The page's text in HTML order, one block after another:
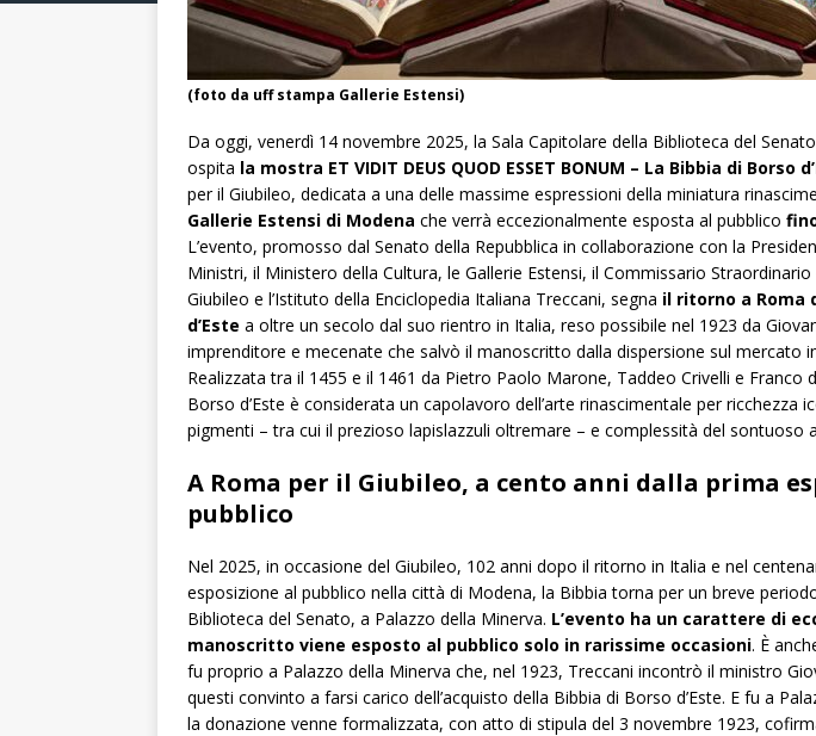
(foto da uff stampa Gallerie Estensi)
Da oggi, venerdì 14 novembre 2025, la Sala Capitolare della Biblioteca del
ospita la mostra ET VIDIT DEUS QUOD ESSET BONUM – La Bibbia di Borso
per il Giubileo, dedicata a una delle massime espressioni della miniatura
Gallerie Estensi di Modena che verrà eccezionalmente esposta al pubblico
L’evento, promosso dal Senato della Repubblica in collaborazione con la
Ministri, il Ministero della Cultura, le Gallerie Estensi, il Commissario
Giubileo e l’Istituto della Enciclopedia Italiana Treccani, segna il ritorno a Roma
d’Este a oltre un secolo dal suo rientro in Italia, reso possibile nel 1923 da
imprenditore e mecenate che salvò il manoscritto dalla dispersione sul mercato
Realizzata tra il 1455 e il 1461 da Pietro Paolo Marone, Taddeo Crivelli e Franco
Borso d’Este è considerata un capolavoro dell’arte rinascimentale per ricchezza
pigmenti – tra cui il prezioso lapislazzuli oltremare – e complessità del sontuoso
A Roma per il Giubileo, a cento anni dalla prima
pubblico
Nel 2025, in occasione del Giubileo, 102 anni dopo il ritorno in Italia e nel
esposizione al pubblico nella città di Modena, la Bibbia torna per un breve
Biblioteca del Senato, a Palazzo della Minerva. L’evento ha un carattere di
manoscritto viene esposto al pubblico solo in rarissime occasioni. È
fu proprio a Palazzo della Minerva che, nel 1923, Treccani incontrò il ministro
questi convinto a farsi carico dell’acquisto della Bibbia di Borso d’Este. E fu a
la donazione venne formalizzata, con atto di stipula del 3 novembre 1923,